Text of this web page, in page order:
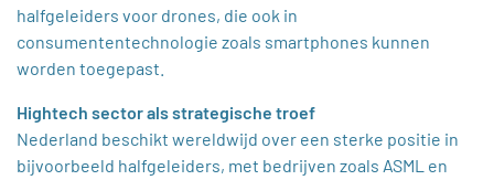
halfgeleiders voor drones, die ook in
consumententechnologie zoals smartphones kunnen
worden toegepast.
Hightech sector als strategische troef
Nederland beschikt wereldwijd over een sterke positie in
bijvoorbeeld halfgeleiders, met bedrijven zoals ASML en